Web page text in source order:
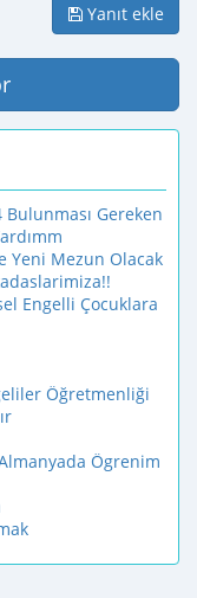
Yanıt ekle
Gereken
Yeni Mezun Olacak
Engelli Çocuklara
Öğretmenliği
Ögrenim